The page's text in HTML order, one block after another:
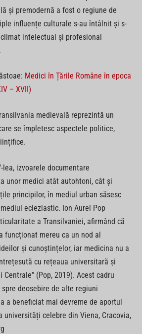
și premodernă a fost o regiune de
influențe culturale s-au întâlnit și s-
intelectual și profesional
Medici în Țările Române în epoca
– XVII)
medievală reprezintă un
se împletesc aspectele politice,
lea, izvoarele documentare
unor medici atât autohtoni, cât și
principilor, în mediul urban săsesc
ecleziastic. Ion Aurel Pop
a Transilvaniei, afirmând că
funcționat mereu ca un nod al
și cunoștințelor, iar medicina nu a
cu rețeaua universitară și
Centrale” (Pop, 2019). Acest cadru
deosebire de alte regiuni
a beneficiat mai devreme de aportul
celebre din Viena, Cracovia,